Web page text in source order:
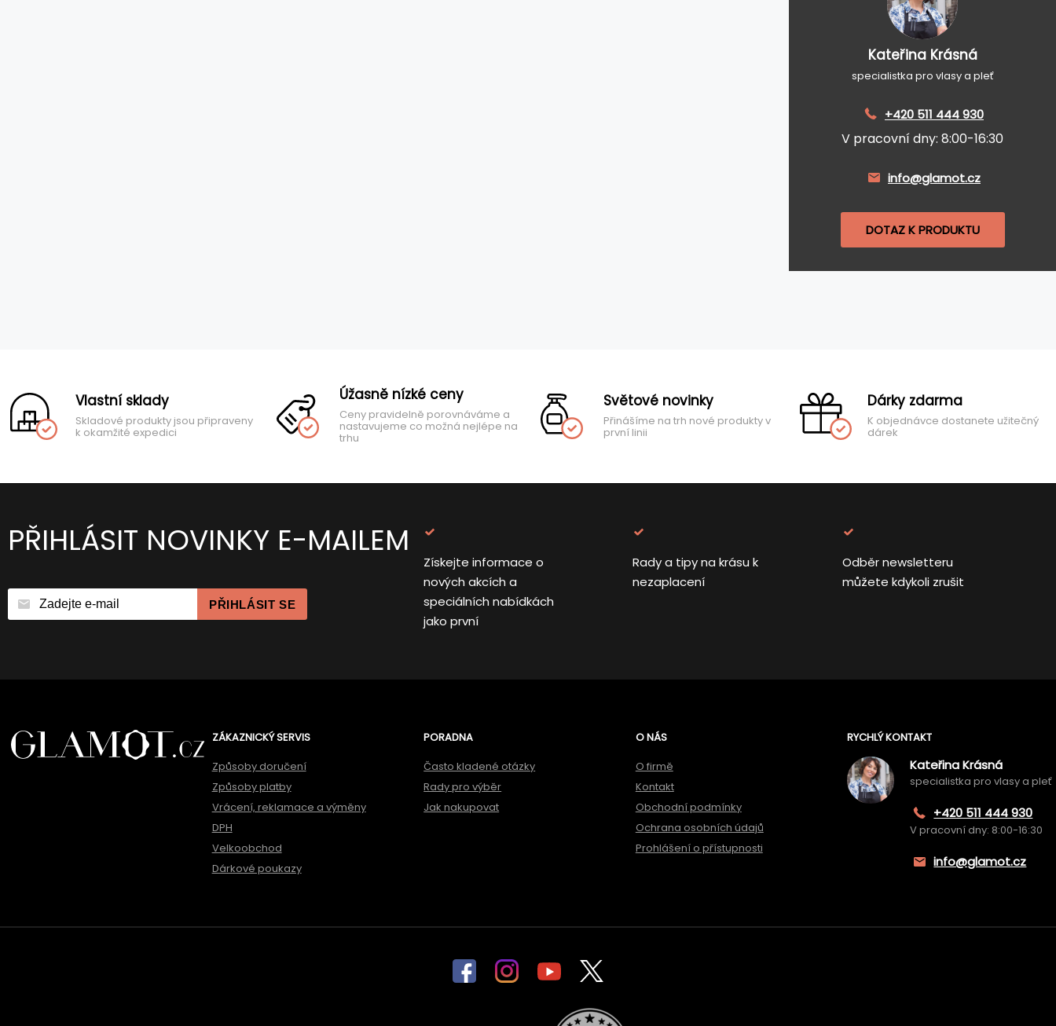
Kateřina Krásná
specialistka pro vlasy a pleť
+420 511 444 930
V pracovní dny: 8:00-16:30
info@glamot.cz
DOTAZ K PRODUKTU
Vlastní sklady
Skladové produkty jsou připraveny
k okamžité expedici
Úžasně nízké ceny
Ceny pravidelně porovnáváme a
nastavujeme co možná nejlépe na
trhu
Světové novinky
Přinášíme na trh nové produkty v
první linii
Dárky zdarma
K objednávce dostanete užitečný
dárek
PŘIHLÁSIT NOVINKY E-MAILEM
PŘIHLÁSIT SE
Získejte informace o
nových akcích a
speciálních nabídkách
jako první
Rady a tipy na krásu k
nezaplacení
Odběr newsletteru
můžete kdykoli zrušit
ZÁKAZNICKÝ SERVIS
Způsoby doručení
Způsoby platby
Vrácení, reklamace a výměny
DPH
Velkoobchod
Dárkové poukazy
PORADNA
Často kladené otázky
Rady pro výběr
Jak nakupovat
O NÁS
O firmě
Kontakt
Obchodní podmínky
Ochrana osobních údajů
Prohlášení o přístupnosti
RYCHLÝ KONTAKT
Kateřina Krásná
specialistka pro vlasy a pleť
+420 511 444 930
V pracovní dny: 8:00-16:30
info@glamot.cz